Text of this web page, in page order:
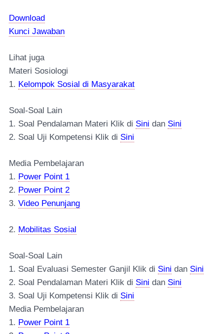
Download
Kunci Jawaban
Lihat juga
Materi Sosiologi
1. Kelompok Sosial di Masyarakat
Soal-Soal Lain
1. Soal Pendalaman Materi Klik di Sini dan Sini
2. Soal Uji Kompetensi Klik di Sini
Media Pembelajaran
1. Power Point 1
2. Power Point 2
3. Video Penunjang
2. Mobilitas Sosial
Soal-Soal Lain
1. Soal Evaluasi Semester Ganjil Klik di Sini dan Sini
2. Soal Pendalaman Materi Klik di Sini dan Sini
3. Soal Uji Kompetensi Klik di Sini
Media Pembelajaran
1. Power Point 1